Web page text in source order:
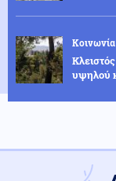
Κοινωνία
υψηλού